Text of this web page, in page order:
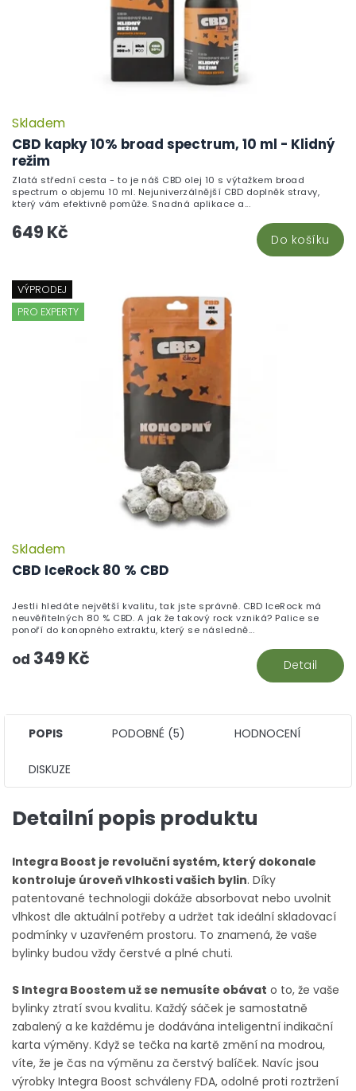
CBD kapky 10% broad spectrum, 10 ml - Klidný
režim
Skladem
649 Kč Do košíku
Zlatá střední cesta - to je náš CBD olej 10 s výtažkem broad
spectrum o objemu 10 ml. Nejuniverzálnější CBD doplněk stravy,
který vám efektivně pomůže. Snadná aplikace a...
VÝPRODEJ
PRO EXPERTY
CBD IceRock 80 % CBD
Skladem
od 349 Kč Detail
Jestli hledáte největší kvalitu, tak jste správně. CBD IceRock má
neuvěřitelných 80 % CBD. A jak že takový rock vzniká? Palice se
ponoří do konopného extraktu, který se následně...
POPIS PODOBNÉ (5) HODNOCENÍ
DISKUZE
Detailní popis produktu
Integra Boost je revoluční systém, který dokonale
kontroluje úroveň vlhkosti vašich bylin. Díky
patentované technologii dokáže absorbovat nebo uvolnit
vlhkost dle aktuální potřeby a udržet tak ideální skladovací
podmínky v uzavřeném prostoru. To znamená, že vaše
bylinky budou vždy čerstvé a plné chuti.
S Integra Boostem už se nemusíte obávat o to, že vaše
bylinky ztratí svou kvalitu. Každý sáček je samostatně
zabalený a ke každému je dodávána inteligentní indikační
karta výměny. Když se tečka na kartě změní na modrou,
víte, že je čas na výměnu za čerstvý balíček. Navíc jsou
výrobky Integra Boost schváleny FDA, odolné proti roztržení